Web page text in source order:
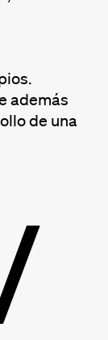
además
de una